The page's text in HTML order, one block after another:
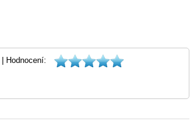
| Hodnocení: